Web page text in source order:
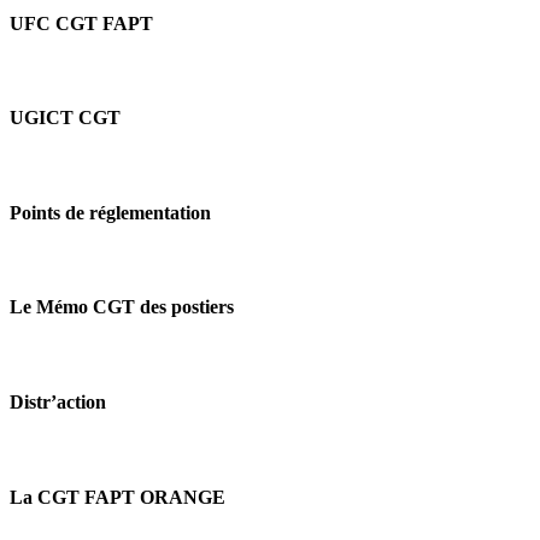
UFC CGT FAPT
UGICT CGT
Points de réglementation
Le Mémo CGT des postiers
Distr’action
La CGT FAPT ORANGE